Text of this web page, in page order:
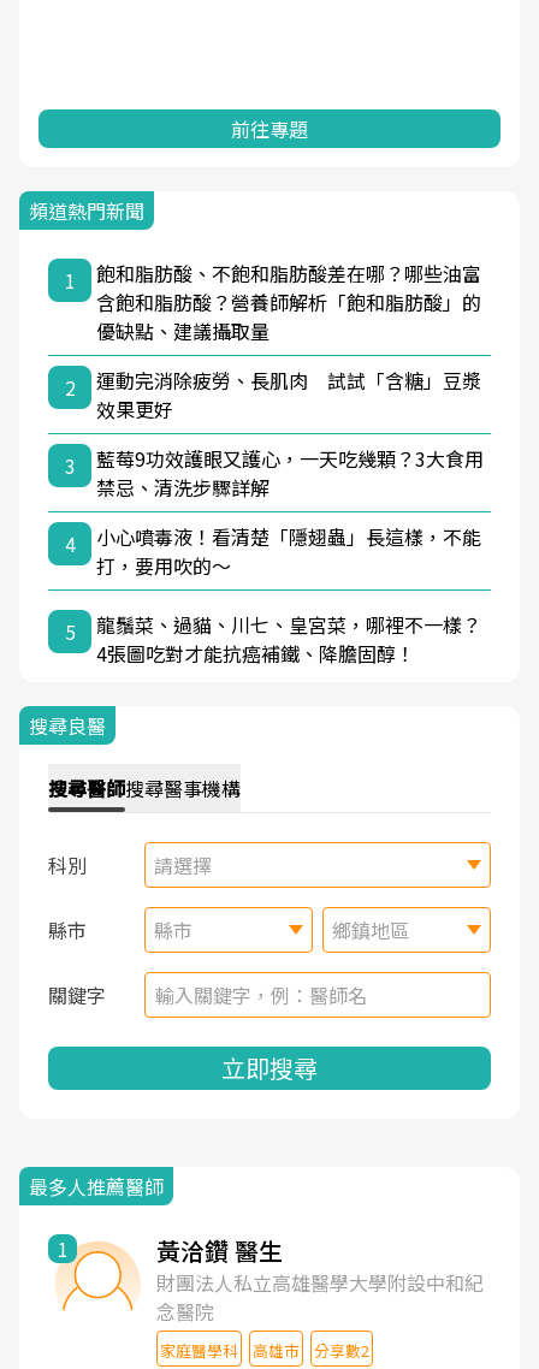
前往專題
頻道熱門新聞
1
飽和脂肪酸、不飽和脂肪酸差在哪？哪些油富
含飽和脂肪酸？營養師解析「飽和脂肪酸」的
優缺點、建議攝取量
2
運動完消除疲勞、長肌肉 試試「含糖」豆漿
效果更好
3
藍莓9功效護眼又護心，一天吃幾顆？3大食用
禁忌、清洗步驟詳解
4
小心噴毒液！看清楚「隱翅蟲」長這樣，不能
打，要用吹的～
5
龍鬚菜、過貓、川七、皇宮菜，哪裡不一樣？
4張圖吃對才能抗癌補鐵、降膽固醇！
搜尋良醫
搜尋醫師搜尋醫事機構
科別 請選擇
縣市 縣市 鄉鎮地區
關鍵字
立即搜尋
最多人推薦醫師
1 黃洽鑽 醫生
財團法人私立高雄醫學大學附設中和紀
念醫院
家庭醫學科 高雄市 分享數2